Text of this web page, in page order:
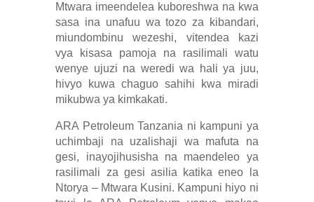
Mtwara imeendelea kuboreshwa na kwa
sasa ina unafuu wa tozo za kibandari,
miundombinu wezeshi, vitendea kazi
vya kisasa pamoja na rasilimali watu
wenye ujuzi na weredi wa hali ya juu,
hivyo kuwa chaguo sahihi kwa miradi
mikubwa ya kimkakati.
ARA Petroleum Tanzania ni kampuni ya
uchimbaji na uzalishaji wa mafuta na
gesi, inayojihusisha na maendeleo ya
rasilimali za gesi asilia katika eneo la
Ntorya – Mtwara Kusini. Kampuni hiyo ni